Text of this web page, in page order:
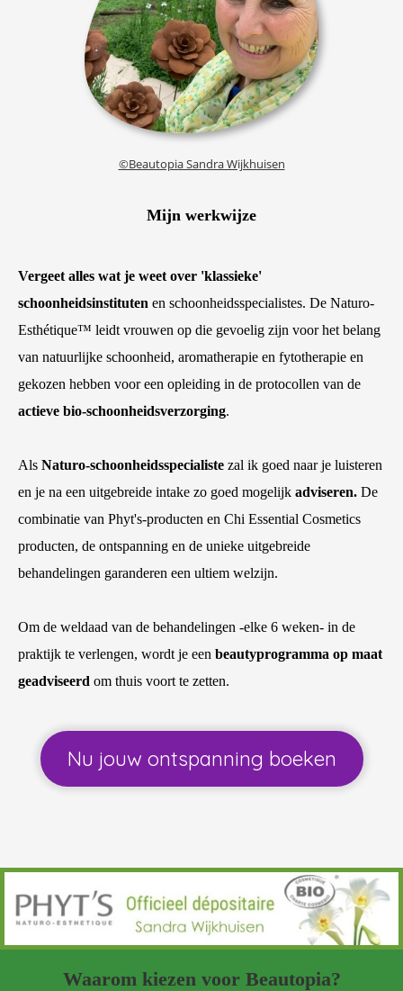
©Beautopia Sandra Wijkhuisen
Mijn werkwijze
Vergeet alles wat je weet over 'klassieke'
schoonheidsinstituten en schoonheidsspecialistes. De Naturo-
Esthétique™ leidt vrouwen op die gevoelig zijn voor het belang
van natuurlijke schoonheid, aromatherapie en fytotherapie en
gekozen hebben voor een opleiding in de protocollen van de
actieve bio-schoonheidsverzorging.
Als Naturo-schoonheidsspecialiste zal ik goed naar je luisteren
en je na een uitgebreide intake zo goed mogelijk adviseren. De
combinatie van Phyt's-producten en Chi Essential Cosmetics
producten, de ontspanning en de unieke uitgebreide
behandelingen garanderen een ultiem welzijn.
Om de weldaad van de behandelingen -elke 6 weken- in de
praktijk te verlengen, wordt je een beautyprogramma op maat
geadviseerd om thuis voort te zetten.
Nu jouw ontspanning boeken
Waarom kiezen voor Beautopia?